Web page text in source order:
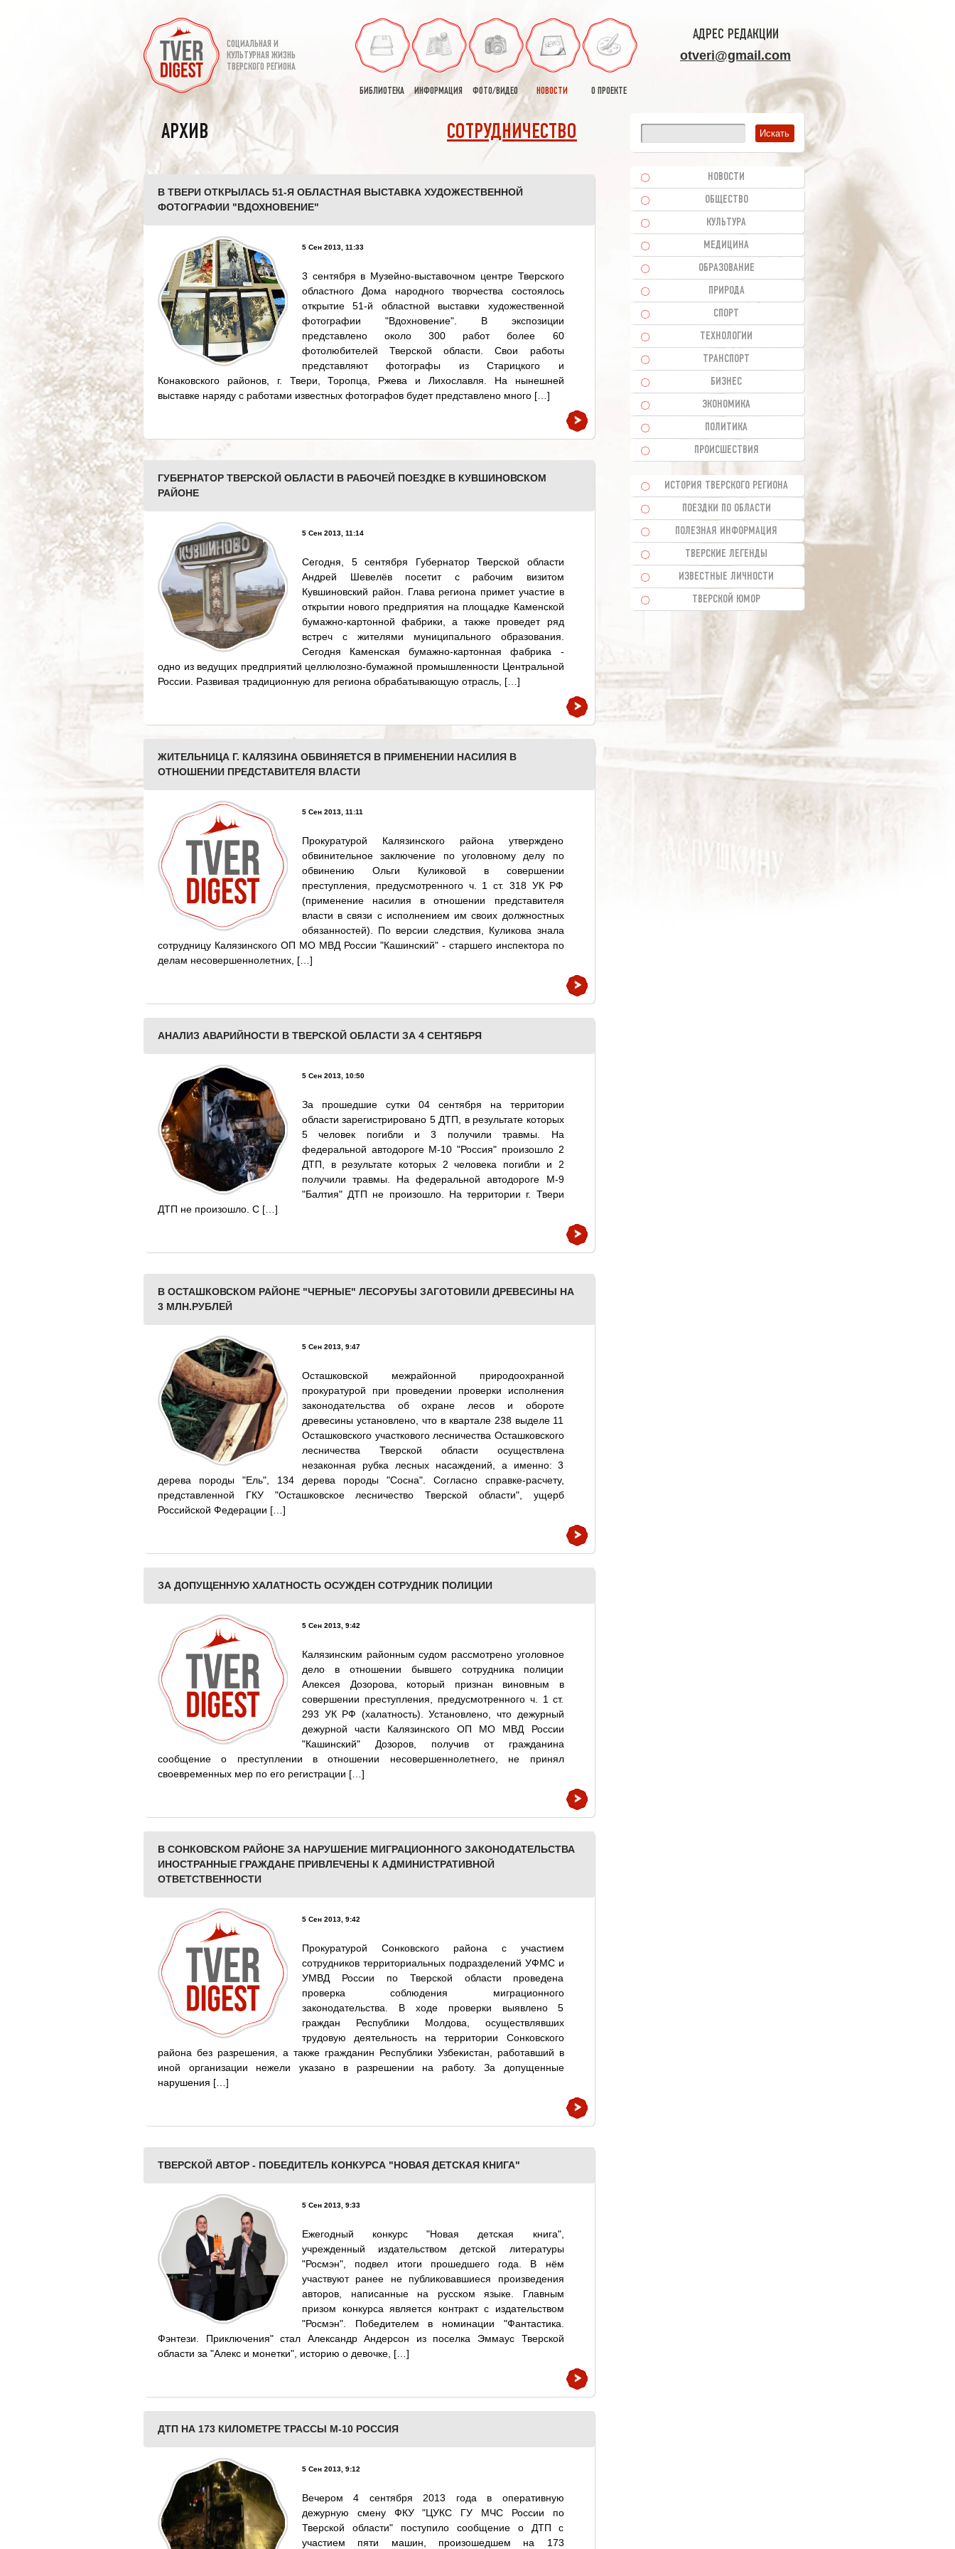
СОЦИАЛЬНАЯ И
КУЛЬТУРНАЯ ЖИЗНЬ
ТВЕРСКОГО РЕГИОНА
БИБЛИОТЕКА ИНФОРМАЦИЯ ФОТО/ВИДЕО НОВОСТИ О ПРОЕКТЕ
АДРЕС РЕДАКЦИИ
otveri@gmail.com
АРХИВ СОТРУДНИЧЕСТВО
В ТВЕРИ ОТКРЫЛАСЬ 51-Я ОБЛАСТНАЯ ВЫСТАВКА ХУДОЖЕСТВЕННОЙ
ФОТОГРАФИИ "ВДОХНОВЕНИЕ"
5 Сен 2013, 11:33
3 сентября в Музейно-выставочном центре Тверского
областного Дома народного творчества состоялось
открытие 51-й областной выставки художественной
фотографии "Вдохновение". В экспозиции
представлено около 300 работ более 60
фотолюбителей Тверской области. Свои работы
представляют фотографы из Старицкого и
Конаковского районов, г. Твери, Торопца, Ржева и Лихославля. На нынешней
выставке наряду с работами известных фотографов будет представлено много […]
ГУБЕРНАТОР ТВЕРСКОЙ ОБЛАСТИ В РАБОЧЕЙ ПОЕЗДКЕ В КУВШИНОВСКОМ
РАЙОНЕ
5 Сен 2013, 11:14
Сегодня, 5 сентября Губернатор Тверской области
Андрей Шевелёв посетит с рабочим визитом
Кувшиновский район. Глава региона примет участие в
открытии нового предприятия на площадке Каменской
бумажно-картонной фабрики, а также проведет ряд
встреч с жителями муниципального образования.
Сегодня Каменская бумажно-картонная фабрика -
одно из ведущих предприятий целлюлозно-бумажной промышленности Центральной
России. Развивая традиционную для региона обрабатывающую отрасль, […]
ЖИТЕЛЬНИЦА Г. КАЛЯЗИНА ОБВИНЯЕТСЯ В ПРИМЕНЕНИИ НАСИЛИЯ В
ОТНОШЕНИИ ПРЕДСТАВИТЕЛЯ ВЛАСТИ
5 Сен 2013, 11:11
Прокуратурой Калязинского района утверждено
обвинительное заключение по уголовному делу по
обвинению Ольги Куликовой в совершении
преступления, предусмотренного ч. 1 ст. 318 УК РФ
(применение насилия в отношении представителя
власти в связи с исполнением им своих должностных
обязанностей). По версии следствия, Куликова знала
сотрудницу Калязинского ОП МО МВД России "Кашинский" - старшего инспектора по
делам несовершеннолетних, […]
АНАЛИЗ АВАРИЙНОСТИ В ТВЕРСКОЙ ОБЛАСТИ ЗА 4 СЕНТЯБРЯ
5 Сен 2013, 10:50
За прошедшие сутки 04 сентября на территории
области зарегистрировано 5 ДТП, в результате которых
5 человек погибли и 3 получили травмы. На
федеральной автодороге М-10 "Россия" произошло 2
ДТП, в результате которых 2 человека погибли и 2
получили травмы. На федеральной автодороге М-9
"Балтия" ДТП не произошло. На территории г. Твери
ДТП не произошло. С […]
В ОСТАШКОВСКОМ РАЙОНЕ "ЧЕРНЫЕ" ЛЕСОРУБЫ ЗАГОТОВИЛИ ДРЕВЕСИНЫ НА
3 МЛН.РУБЛЕЙ
5 Сен 2013, 9:47
Осташковской межрайонной природоохранной
прокуратурой при проведении проверки исполнения
законодательства об охране лесов и обороте
древесины установлено, что в квартале 238 выделе 11
Осташковского участкового лесничества Осташковского
лесничества Тверской области осуществлена
незаконная рубка лесных насаждений, а именно: 3
дерева породы "Ель", 134 дерева породы "Сосна". Согласно справке-расчету,
представленной ГКУ "Осташковское лесничество Тверской области", ущерб
Российской Федерации […]
ЗА ДОПУЩЕННУЮ ХАЛАТНОСТЬ ОСУЖДЕН СОТРУДНИК ПОЛИЦИИ
5 Сен 2013, 9:42
Калязинским районным судом рассмотрено уголовное
дело в отношении бывшего сотрудника полиции
Алексея Дозорова, который признан виновным в
совершении преступления, предусмотренного ч. 1 ст.
293 УК РФ (халатность). Установлено, что дежурный
дежурной части Калязинского ОП МО МВД России
"Кашинский" Дозоров, получив от гражданина
сообщение о преступлении в отношении несовершеннолетнего, не принял
своевременных мер по его регистрации […]
В СОНКОВСКОМ РАЙОНЕ ЗА НАРУШЕНИЕ МИГРАЦИОННОГО ЗАКОНОДАТЕЛЬСТВА
ИНОСТРАННЫЕ ГРАЖДАНЕ ПРИВЛЕЧЕНЫ К АДМИНИСТРАТИВНОЙ
ОТВЕТСТВЕННОСТИ
5 Сен 2013, 9:42
Прокуратурой Сонковского района с участием
сотрудников территориальных подразделений УФМС и
УМВД России по Тверской области проведена
проверка соблюдения миграционного
законодательства. В ходе проверки выявлено 5
граждан Республики Молдова, осуществлявших
трудовую деятельность на территории Сонковского
района без разрешения, а также гражданин Республики Узбекистан, работавший в
иной организации нежели указано в разрешении на работу. За допущенные
нарушения […]
ТВЕРСКОЙ АВТОР - ПОБЕДИТЕЛЬ КОНКУРСА "НОВАЯ ДЕТСКАЯ КНИГА"
5 Сен 2013, 9:33
Ежегодный конкурс "Новая детская книга",
учрежденный издательством детской литературы
"Росмэн", подвел итоги прошедшего года. В нём
участвуют ранее не публиковавшиеся произведения
авторов, написанные на русском языке. Главным
призом конкурса является контракт с издательством
"Росмэн". Победителем в номинации "Фантастика.
Фэнтези. Приключения" стал Александр Андерсон из поселка Эммаус Тверской
области за "Алекс и монетки", историю о девочке, […]
ДТП НА 173 КИЛОМЕТРЕ ТРАССЫ М-10 РОССИЯ
5 Сен 2013, 9:12
Вечером 4 сентября 2013 года в оперативную
дежурную смену ФКУ "ЦУКС ГУ МЧС России по
Тверской области" поступило сообщение о ДТП с
участием пяти машин, произошедшем на 173
НОВОСТИ
ОБЩЕСТВО
КУЛЬТУРА
МЕДИЦИНА
ОБРАЗОВАНИЕ
ПРИРОДА
СПОРТ
ТЕХНОЛОГИИ
ТРАНСПОРТ
БИЗНЕС
ЭКОНОМИКА
ПОЛИТИКА
ПРОИСШЕСТВИЯ
ИСТОРИЯ ТВЕРСКОГО РЕГИОНА
ПОЕЗДКИ ПО ОБЛАСТИ
ПОЛЕЗНАЯ ИНФОРМАЦИЯ
ТВЕРСКИЕ ЛЕГЕНДЫ
ИЗВЕСТНЫЕ ЛИЧНОСТИ
ТВЕРСКОЙ ЮМОР